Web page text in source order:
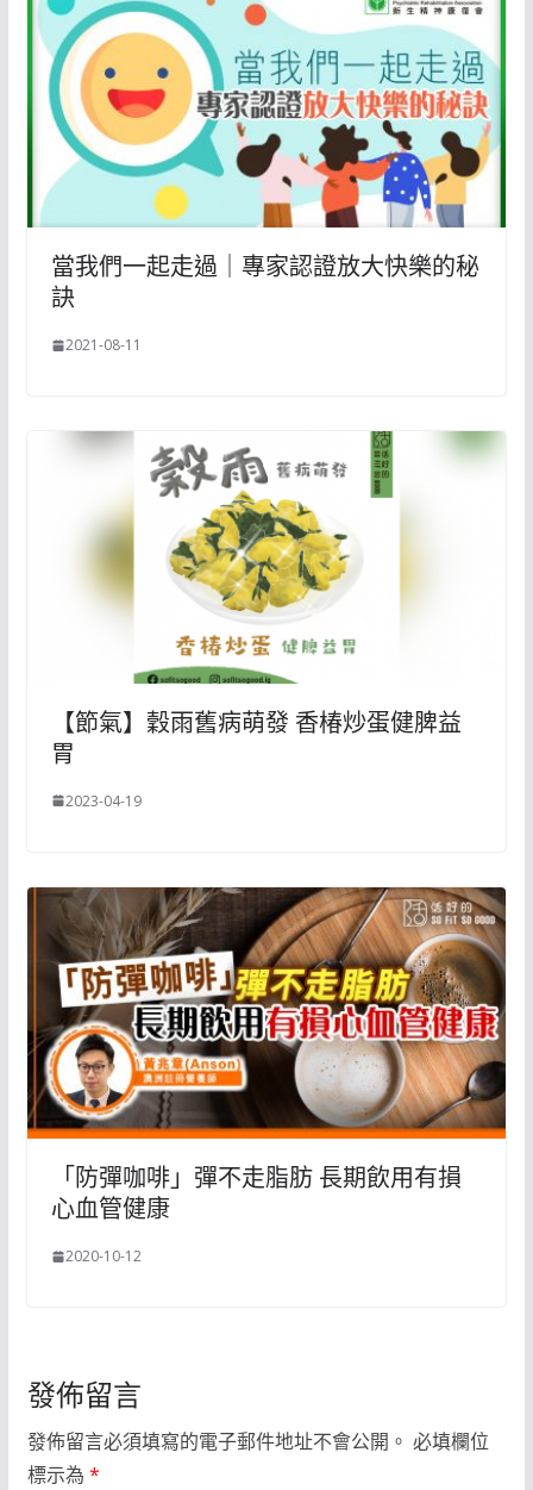
當我們一起走過｜專家認證放大快樂的秘
訣
2021-08-11
【節氣】穀雨舊病萌發 香椿炒蛋健脾益
胃
2023-04-19
「防彈咖啡」彈不走脂肪 長期飲用有損
心血管健康
2020-10-12
發佈留言
發佈留言必須填寫的電子郵件地址不會公開。 必填欄位
標示為 *